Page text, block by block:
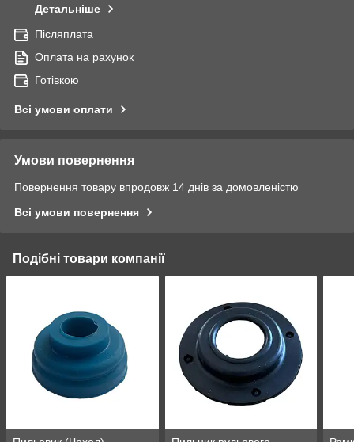
Детальніше
Післяплата
Оплата на рахунок
Готівкою
Всі умови оплати
Умови повернення
Повернення товару впродовж 14 днів за домовленістю
Всі умови повернення
Подібні товари компанії